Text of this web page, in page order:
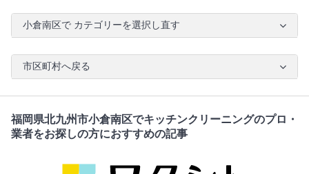
小倉南区で カテゴリーを選択し直す
市区町村へ戻る
福岡県北九州市小倉南区でキッチンクリーニングのプロ・
業者をお探しの方におすすめの記事